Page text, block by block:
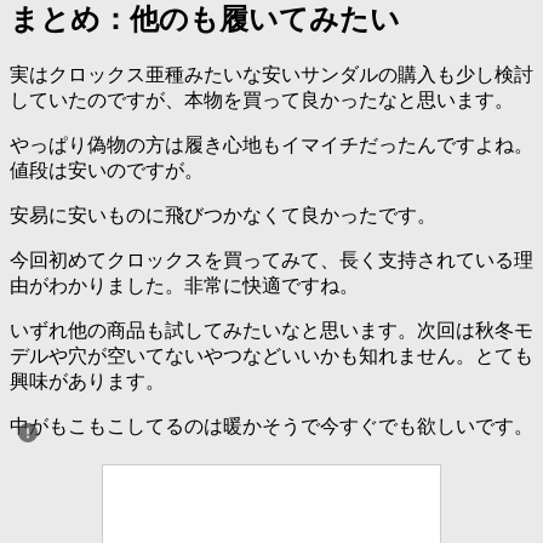
まとめ：他のも履いてみたい
実はクロックス亜種みたいな安いサンダルの購入も少し検討
していたのですが、本物を買って良かったなと思います。
やっぱり偽物の方は履き心地もイマイチだったんですよね。
値段は安いのですが。
安易に安いものに飛びつかなくて良かったです。
今回初めてクロックスを買ってみて、長く支持されている理
由がわかりました。非常に快適ですね。
いずれ他の商品も試してみたいなと思います。次回は秋冬モ
デルや穴が空いてないやつなどいいかも知れません。とても
興味があります。
中がもこもこしてるのは暖かそうで今すぐでも欲しいです。